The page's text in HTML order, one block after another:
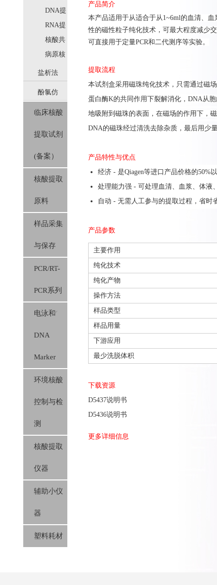
化
DNA提
取
RNA提
取
核酸共
提取
病原核
酸提取
盐析法
(SolPure)
酚氯仿
(Trizol系
列）
临床核酸
提取试剂
(备案）
核酸提取
原料
样品采集
与保存
PCR/RT-
PCR系列
电泳和
DNA
Marker
环境核酸
控制与检
测
核酸提取
仪器
辅助小仪
器
塑料耗材
产品简介
本产品适用于从适合于从1~6ml的血清、
性的磁性粒子纯化技术，可最大程度减少
可直接用于定量PCR和二代测序等实验。
提取流程
本试剂盒采用磁珠纯化技术，只需通过磁
蛋白酶K的共同作用下裂解消化， DNA从
地吸附到 磁珠的表面，在磁场的作用下，
DNA的磁珠经过清洗去除杂质 ， 最后用少
产品特性与优点
经济 - 是Qiagen等进口产品价格的50%
处理能力强 - 可处理 血清、血浆、体液
自动 - 无需人工参与的提取过程，省时
产品参数
主要作用
纯化技术
纯化产物
操作方法
样品类型
样品用量
下游应用
最少洗脱体积
下载资源
D5437说明书
D5436说明书
更多详细信息